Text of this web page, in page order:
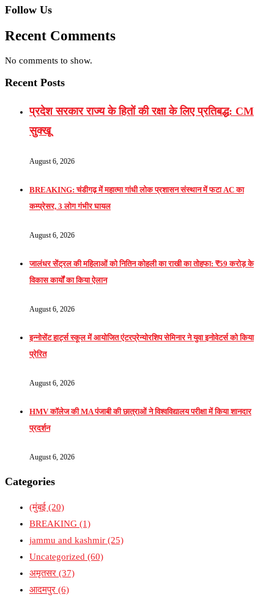
Follow Us
Recent Comments
No comments to show.
Recent Posts
प्रदेश सरकार राज्य के हितों की रक्षा के लिए प्रतिबद्ध: CM
सुक्खू
August 6, 2026
BREAKING: चंडीगढ़ में महात्मा गांधी लोक प्रशासन संस्थान में फटा AC का
कम्प्रेसर, 3 लोग गंभीर घायल
August 6, 2026
जालंधर सेंट्रल की महिलाओं को नितिन कोहली का राखी का तोहफा: ₹59 करोड़ के
विकास कार्यों का किया ऐलान
August 6, 2026
इन्नोसेंट हार्ट्स स्कूल में आयोजित एंटरप्रेन्योरशिप सेमिनार ने युवा इनोवेटर्स को किया
प्रेरित
August 6, 2026
HMV कॉलेज की MA पंजाबी की छात्राओं ने विश्वविद्यालय परीक्षा में किया शानदार
प्रदर्शन
August 6, 2026
Categories
(मुंबई (20)
BREAKING (1)
jammu and kashmir (25)
Uncategorized (60)
अमृतसर (37)
आदमपुर (6)